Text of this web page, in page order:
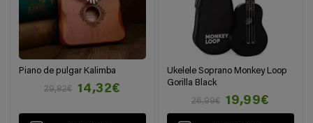
Piano de pulgar Kalimba
29,82€
14,32€
Ukelele Soprano Monkey Loop
Gorilla Black
26,99€
19,99€